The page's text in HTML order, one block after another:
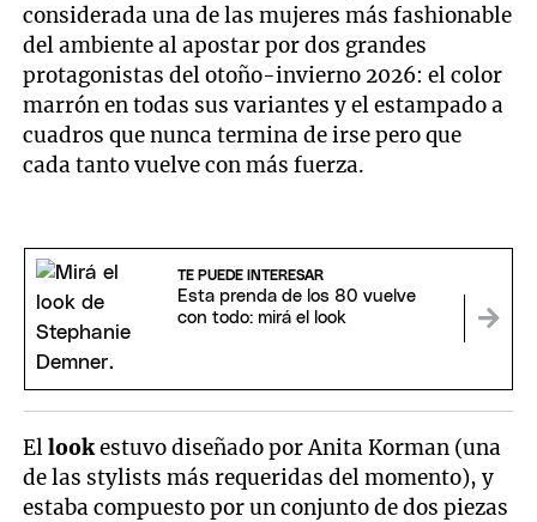
considerada una de las mujeres más fashionable
del ambiente al apostar por dos grandes
protagonistas del otoño-invierno 2026: el color
marrón en todas sus variantes y el estampado a
cuadros que nunca termina de irse pero que
cada tanto vuelve con más fuerza.
TE PUEDE INTERESAR
Esta prenda de los 80 vuelve
con todo: mirá el look
Ellookestuvo diseñado por Anita Korman (una
de las stylists más requeridas del momento), y
estaba compuesto por un conjunto de dos piezas